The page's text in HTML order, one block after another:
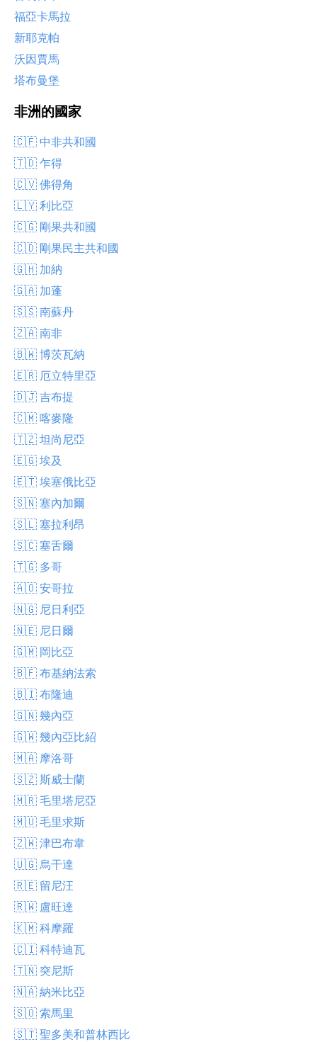
福亞卡馬拉
新耶克帕
沃因賈馬
塔布曼堡
非洲的國家
🇨🇫 中非共和國
🇹🇩 乍得
🇨🇻 佛得角
🇱🇾 利比亞
🇨🇬 剛果共和國
🇨🇩 剛果民主共和國
🇬🇭 加納
🇬🇦 加蓬
🇸🇸 南蘇丹
🇿🇦 南非
🇧🇼 博茨瓦納
🇪🇷 厄立特里亞
🇩🇯 吉布提
🇨🇲 喀麥隆
🇹🇿 坦尚尼亞
🇪🇬 埃及
🇪🇹 埃塞俄比亞
🇸🇳 塞內加爾
🇸🇱 塞拉利昂
🇸🇨 塞舌爾
🇹🇬 多哥
🇦🇴 安哥拉
🇳🇬 尼日利亞
🇳🇪 尼日爾
🇬🇲 岡比亞
🇧🇫 布基納法索
🇧🇮 布隆迪
🇬🇳 幾內亞
🇬🇼 幾內亞比紹
🇲🇦 摩洛哥
🇸🇿 斯威士蘭
🇲🇷 毛里塔尼亞
🇲🇺 毛里求斯
🇿🇼 津巴布韋
🇺🇬 烏干達
🇷🇪 留尼汪
🇷🇼 盧旺達
🇰🇲 科摩羅
🇨🇮 科特迪瓦
🇹🇳 突尼斯
🇳🇦 納米比亞
🇸🇴 索馬里
🇸🇹 聖多美和普林西比